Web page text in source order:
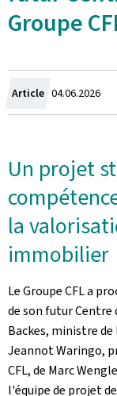
Groupe
Article Crée
le
04.06.2026
Un projet
la
immobilier
Le Groupe CFL a
de son futur Centre
Backes, ministre
Jeannot Waringo,
CFL, de Marc
l'équipe de projet